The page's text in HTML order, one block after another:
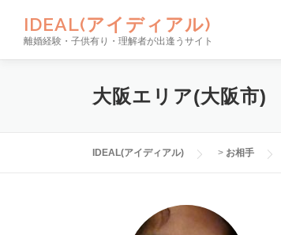
IDEAL(アイディアル)
離婚経験・子供有り・理解者が出逢うサイト
大阪エリア(大阪市)
IDEAL(アイディアル) > お相手